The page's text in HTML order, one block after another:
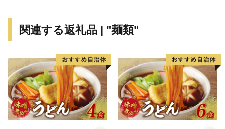
『赤池梨』をはじめとする『とよみつひめ（いちじ
また、町のメーンイベント『福智スイーツ大茶会』や、
きらびやかな電飾山笠とかき手の迫力が魅力の『山笠競
演会』など、年間を通して多数の催しを開催。
ふるさと納税では、ブランド肉やお米、フルーツやスイ
ーツなど、生産者のまごころと愛情が詰まった自慢の逸
関連する返礼品 | "麺類"